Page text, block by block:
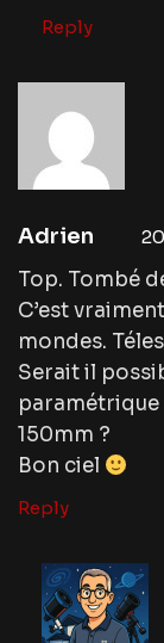
Reply
Adrien
Top. Tombé
C’est
mondes.
Serait il
paramétrique
150mm ?
Bon ciel
Reply